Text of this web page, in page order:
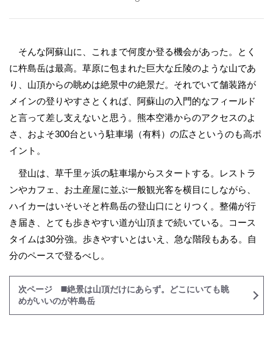
そんな阿蘇山に、これまで何度か登る機会があった。とく
に杵島岳は最高。草原に包まれた巨大な丘陵のような山であ
り、山頂からの眺めは絶景中の絶景だ。それでいて舗装路が
メインの登りやすさとくれば、阿蘇山の入門的なフィールド
と言って差し支えないと思う。熊本空港からのアクセスのよ
さ、およそ300台という駐車場（有料）の広さというのも高ポ
イント。
登山は、草千里ヶ浜の駐車場からスタートする。レストラ
ンやカフェ、お土産屋に並ぶ一般観光客を横目にしながら、
ハイカーはいそいそと杵島岳の登山口にとりつく。整備が行
き届き、とても歩きやすい道が山頂まで続いている。コース
タイムは30分強。歩きやすいとはいえ、急な階段もある。自
分のペースで登るべし。
次ページ ◼️️絶景は山頂だけにあらず。どこにいても眺
めがいいのが杵島岳